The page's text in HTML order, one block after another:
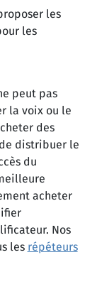
les
les
peut pas
la voix ou le
des
distribuer le
du
acheter
Nos
les répéteurs